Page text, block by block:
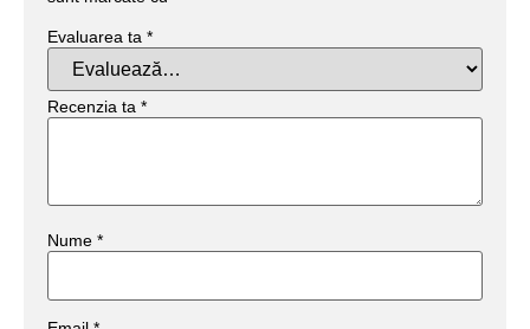
Evaluarea ta *
Recenzia ta *
Nume *